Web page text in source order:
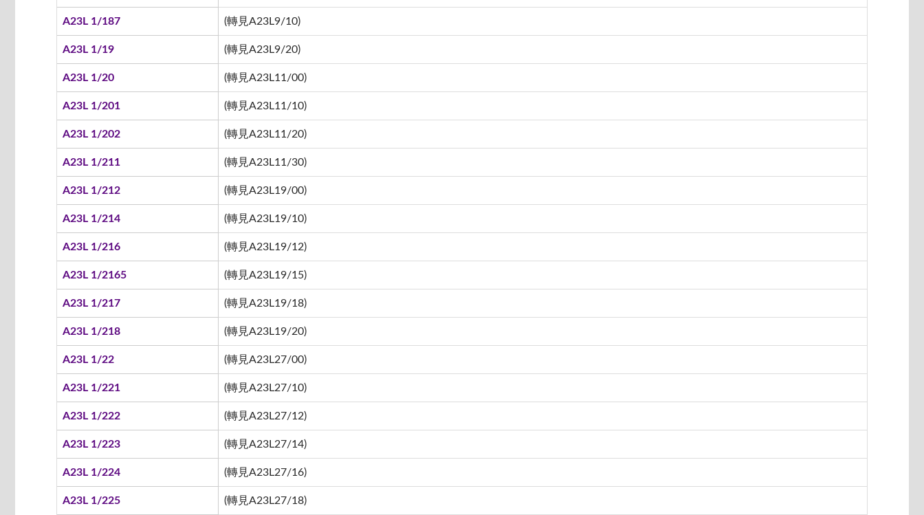
A23L 1/187 (轉見A23L9/10)
A23L 1/19 (轉見A23L9/20)
A23L 1/20 (轉見A23L11/00)
A23L 1/201 (轉見A23L11/10)
A23L 1/202 (轉見A23L11/20)
A23L 1/211 (轉見A23L11/30)
A23L 1/212 (轉見A23L19/00)
A23L 1/214 (轉見A23L19/10)
A23L 1/216 (轉見A23L19/12)
A23L 1/2165 (轉見A23L19/15)
A23L 1/217 (轉見A23L19/18)
A23L 1/218 (轉見A23L19/20)
A23L 1/22 (轉見A23L27/00)
A23L 1/221 (轉見A23L27/10)
A23L 1/222 (轉見A23L27/12)
A23L 1/223 (轉見A23L27/14)
A23L 1/224 (轉見A23L27/16)
A23L 1/225 (轉見A23L27/18)